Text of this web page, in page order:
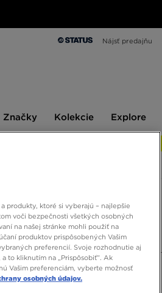
Nájsť predajňu
Značky Kolekcie Explore
Veľkosť
produkty, ktoré si vyberajú – najlepšie
voči bezpečnosti všetkých osobných
na našej stránke mohli použiť na
produktov prispôsobených Vašim
preferencií. Svoje rozhodnutie aj
to kliknutím na „Prispôsobiť”. Ak
Vašim preferenciám, vyberte možnosť
osobných údajov.